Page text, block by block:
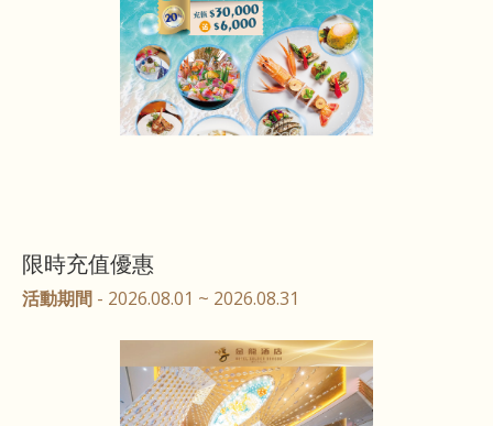
限時充值優惠
活動期間 - 2026.08.01 ~ 2026.08.31